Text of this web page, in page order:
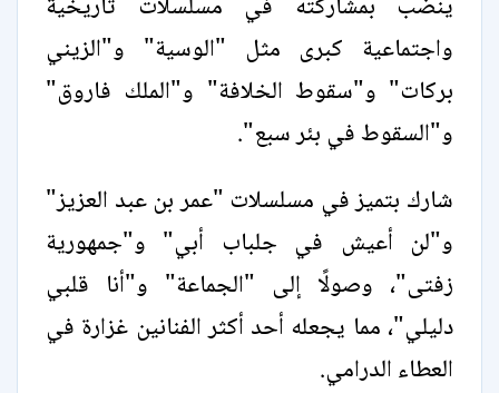
ينضب بمشاركته في مسلسلات تاريخية
واجتماعية كبرى مثل "الوسية" و"الزيني
بركات" و"سقوط الخلافة" و"الملك فاروق"
و"السقوط في بئر سبع".
شارك بتميز في مسلسلات "عمر بن عبد العزيز"
و"لن أعيش في جلباب أبي" و"جمهورية
زفتى"، وصولًا إلى "الجماعة" و"أنا قلبي
دليلي"، مما يجعله أحد أكثر الفنانين غزارة في
العطاء الدرامي.